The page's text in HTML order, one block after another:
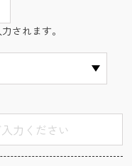
されます。